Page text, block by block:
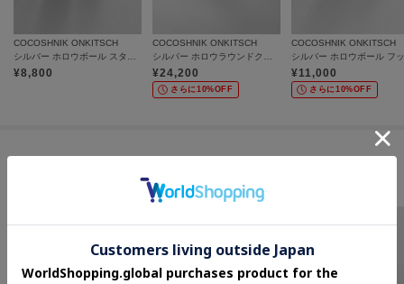
COCOSHNIK ONKITSCH
シルバー ホロウボール スタッドピアスS GP
¥8,800
COCOSHNIK ONKITSCH
シルバー ホロウラウンドクッションピアス GP
¥24,200
さらに10%OFF
COCOSHNIK ONKITSCH
¥11,000
さらに10%OFF
チェックしています